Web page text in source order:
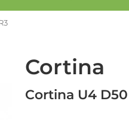
Cortina
Cortina U4